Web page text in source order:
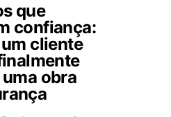
que
confiança:
cliente
obra